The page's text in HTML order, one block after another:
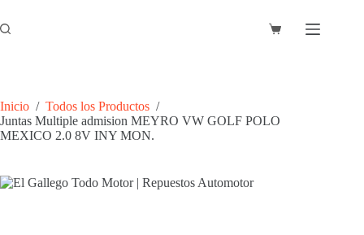
al
contenido
Carro
Inicio / Todos los Productos /
Juntas Multiple admision MEYRO VW GOLF POLO
MEXICO 2.0 8V INY MON.